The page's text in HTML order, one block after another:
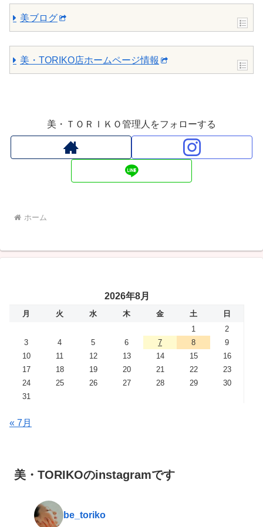
美ブログ
美・TORIKO店ホームページ情報
美・ＴＯＲＩＫＯ管理人をフォローする
ホーム
2026年8月
月 火 水 木 金 土
日
1
2
3
4 5 6 7 8
9
10
11 12 13 14 15
16
17
18 19 20 21 22
23
24
25 26 27 28 29
30
31
« 7月
美・TORIKOのinstagramです
be_toriko